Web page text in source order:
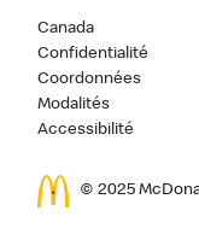
Canada
Confidentialité
Coordonnées
Modalités
Accessibilité
© 2025